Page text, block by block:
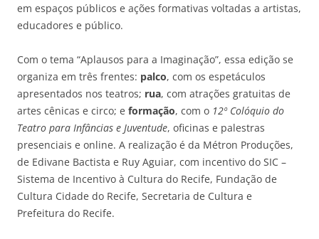
em espaços públicos e ações formativas voltadas a artistas,
educadores e público.
Com o tema “Aplausos para a Imaginação”, essa edição se
organiza em três frentes: palco, com os espetáculos
apresentados nos teatros; rua, com atrações gratuitas de
artes cênicas e circo; e formação, com o 12º Colóquio do
Teatro para Infâncias e Juventude, oficinas e palestras
presenciais e online. A realização é da Métron Produções,
de Edivane Bactista e Ruy Aguiar, com incentivo do SIC –
Sistema de Incentivo à Cultura do Recife, Fundação de
Cultura Cidade do Recife, Secretaria de Cultura e
Prefeitura do Recife.